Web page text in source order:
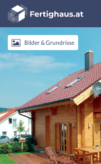
Fertighaus
Logo
AnmeldenBilder & Grundrisse